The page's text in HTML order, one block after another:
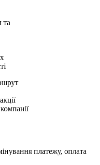
та
платежу, оплата